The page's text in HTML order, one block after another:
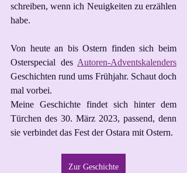
schreiben, wenn ich Neuigkeiten zu erzählen
habe.
Von heute an bis Ostern finden sich beim
Osterspecial des Autoren-Adventskalenders
Geschichten rund ums Frühjahr. Schaut doch
mal vorbei.
Meine Geschichte findet sich hinter dem
Türchen des 30. März 2023, passend, denn
sie verbindet das Fest der Ostara mit Ostern.
Zur Geschichte